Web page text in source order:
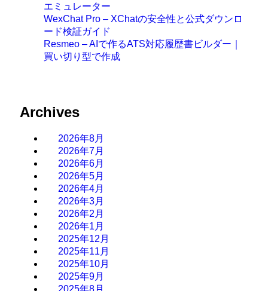
エミュレーター
WexChat Pro – XChatの安全性と公式ダウンロ
ード検証ガイド
Resmeo – AIで作るATS対応履歴書ビルダー｜
買い切り型で作成
Archives
2026年8月
2026年7月
2026年6月
2026年5月
2026年4月
2026年3月
2026年2月
2026年1月
2025年12月
2025年11月
2025年10月
2025年9月